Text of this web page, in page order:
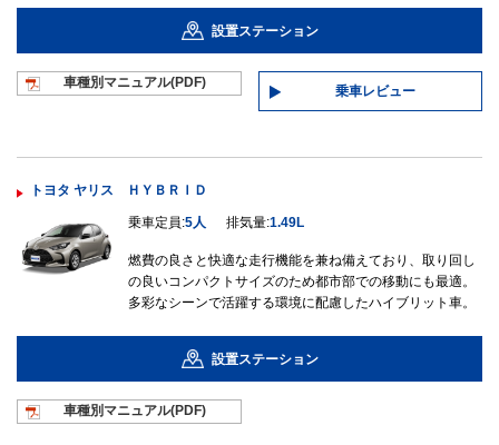
設置ステーション
車種別マニュアル(PDF)
乗車レビュー
トヨタ ヤリス ＨＹＢＲＩＤ
乗車定員:5人 排気量:1.49L
燃費の良さと快適な走行機能を兼ね備えており、取り回し
の良いコンパクトサイズのため都市部での移動にも最適。
多彩なシーンで活躍する環境に配慮したハイブリット車。
設置ステーション
車種別マニュアル(PDF)